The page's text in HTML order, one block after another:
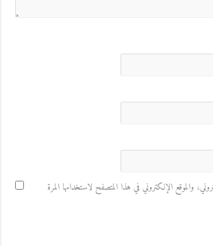
والموقع الإلكتروني في هذا المتصفح لاستخدامها المرة